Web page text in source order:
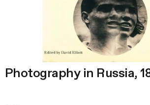
Photography in Russia,